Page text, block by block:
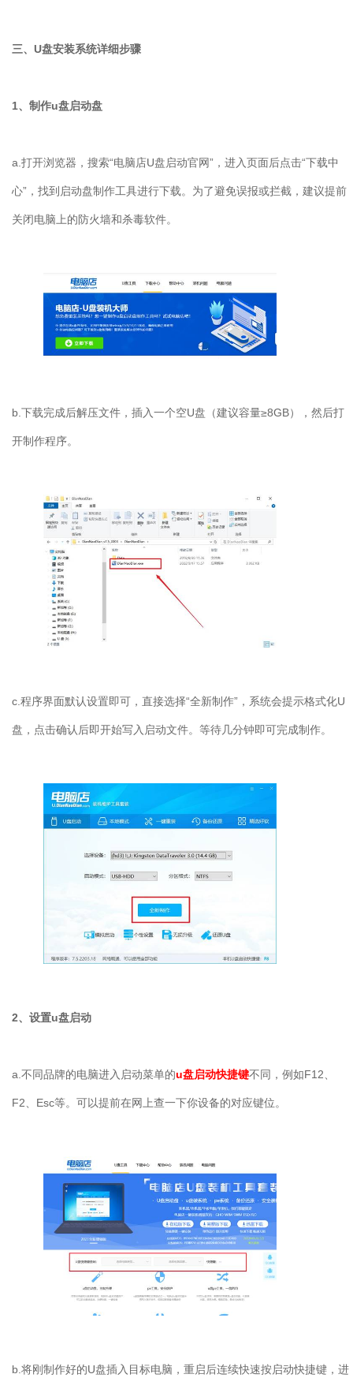
三、U盘安装系统详细步骤
1、制作u盘启动盘
a.打开浏览器，搜索“电脑店U盘启动官网”，进入页面后点击“下载中
心”，找到启动盘制作工具进行下载。为了避免误报或拦截，建议提前
关闭电脑上的防火墙和杀毒软件。
b.下载完成后解压文件，插入一个空U盘（建议容量≥8GB），然后打
开制作程序。
c.程序界面默认设置即可，直接选择“全新制作”，系统会提示格式化U
盘，点击确认后即开始写入启动文件。等待几分钟即可完成制作。
2、设置u盘启动
a.不同品牌的电脑进入启动菜单的u盘启动快捷键不同，例如F12、
F2、Esc等。可以提前在网上查一下你设备的对应键位。
b.将刚制作好的U盘插入目标电脑，重启后连续快速按启动快捷键，进